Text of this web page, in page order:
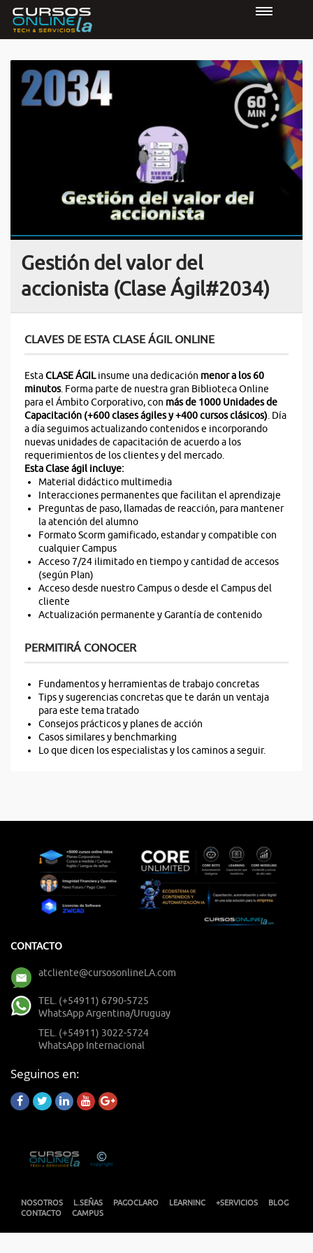
Gestión del valor del
accionista (Clase Ágil#2034)
CLAVES DE ESTA CLASE ÁGIL ONLINE
EstaCLASE ÁGILinsume una dedicación menor a los 60
minutos. Forma parte de nuestra gran Biblioteca Online
para el Ámbito Corporativo, con más de 1000 Unidades de
Capacitación (+600 clases ágiles y +400 cursos clásicos). Día
a día seguimos actualizando contenidos e incorporando
nuevas unidades de capacitación de acuerdo a los
requerimientos de los clientes y del mercado.
Esta Clase ágil incluye:
Material didáctico multimedia
Interacciones permanentes que facilitan el aprendizaje
Preguntas de paso, llamadas de reacción, para mantener
la atención del alumno
Formato Scorm gamificado, estandar y compatible con
cualquier Campus
Acceso 7/24 ilimitado en tiempo y cantidad de accesos
(según Plan)
Acceso desde nuestro Campus o desde el Campus del
cliente
Actualización permanente y Garantía de contenido
PERMITIRÁ CONOCER
Fundamentos y herramientas de trabajo concretas
Tips y sugerencias concretas que te darán un ventaja
para este tema tratado
Consejos prácticos y planes de acción
Casos similares y benchmarking
Lo que dicen los especialistas y los caminos a seguir.
CONTACTO
atcliente@cursosonlineLA.com
TEL. (+54911) 6790-5725
WhatsApp Argentina/Uruguay
TEL. (+54911) 3022-5724
WhatsApp Internacional
Seguinos en:
NOSOTROS L.SEÑAS PAGOCLARO LEARNINC +SERVICIOS
BLOG
CONTACTO
CAMPUS